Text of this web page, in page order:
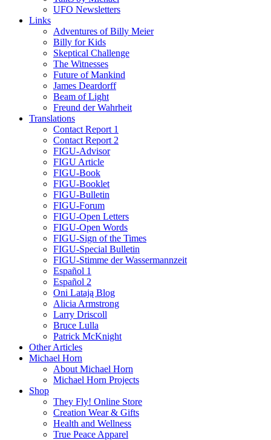
UFO Newsletters
Links
Adventures of Billy Meier
Billy for Kids
Skeptical Challenge
The Witnesses
Future of Mankind
James Deardorff
Beam of Light
Freund der Wahrheit
Translations
Contact Report 1
Contact Report 2
FIGU-Advisor
FIGU Article
FIGU-Book
FIGU-Booklet
FIGU-Bulletin
FIGU-Forum
FIGU-Open Letters
FIGU-Open Words
FIGU-Sign of the Times
FIGU-Special Bulletin
FIGU-Stimme der Wassermannzeit
Español 1
Español 2
Oni Latają Blog
Alicia Armstrong
Larry Driscoll
Bruce Lulla
Patrick McKnight
Other Articles
Michael Horn
About Michael Horn
Michael Horn Projects
Shop
They Fly! Online Store
Creation Wear & Gifts
Health and Wellness
True Peace Apparel